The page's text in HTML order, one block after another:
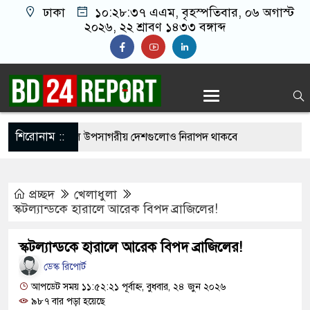
ঢাকা ১০:২৮:৩৮ এএম, বৃহস্পতিবার, ০৬ অগাস্ট
২০২৬, ২২ শ্রাবণ ১৪৩৩ বঙ্গাব্দ
শিরোনাম ::
হামলা চালালে উপসাগরীয় দেশগুলোও নিরাপদ থাকবে
ইংল্যান্ডকে হারানোর দিনটিকে ‘জাতীয় দিবস’ ঘোষণা
অপরাধে এবার আসামি হচ্ছেন মাকসুদ কামাল-জাফর
প্রচ্ছদ
খেলাধুলা
স্কটল্যান্ডকে হারালে আরেক বিপদ ব্রাজিলের!
স্কটল্যান্ডকে হারালে আরেক বিপদ ব্রাজিলের!
ডেস্ক রিপোর্ট
আপডেট সময় ১১:৫২:২১ পূর্বাহ্ন, বুধবার, ২৪ জুন ২০২৬
৯৮৭ বার পড়া হয়েছে